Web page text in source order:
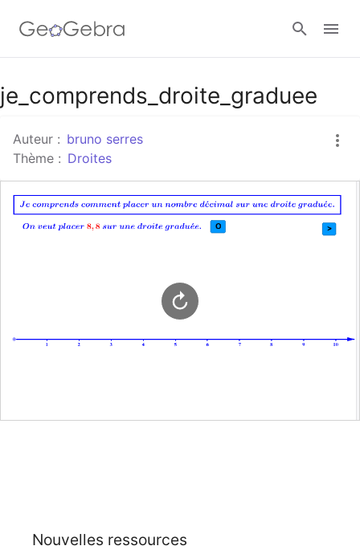
Google Classroom
Classe GeoGebra
Se connecter
je_comprends_droite_graduee
Auteur : bruno serres
Thème : Droites
Nouvelles ressources